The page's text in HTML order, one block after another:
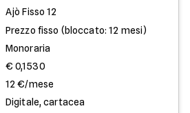
Ajò Fisso 12
Prezzo fisso (bloccato: 12 mesi)
Monoraria
€ 0,1530
12 €/mese
Digitale, cartacea